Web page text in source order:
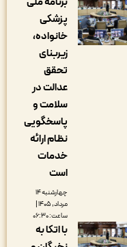
پزشکی
خانواده،
عدالت در
سلامت و
پاسخگویی
نظام ارائه
چهارشنبه ۱۴
مرداد, ۱۴۰۵ |
با اتکا به